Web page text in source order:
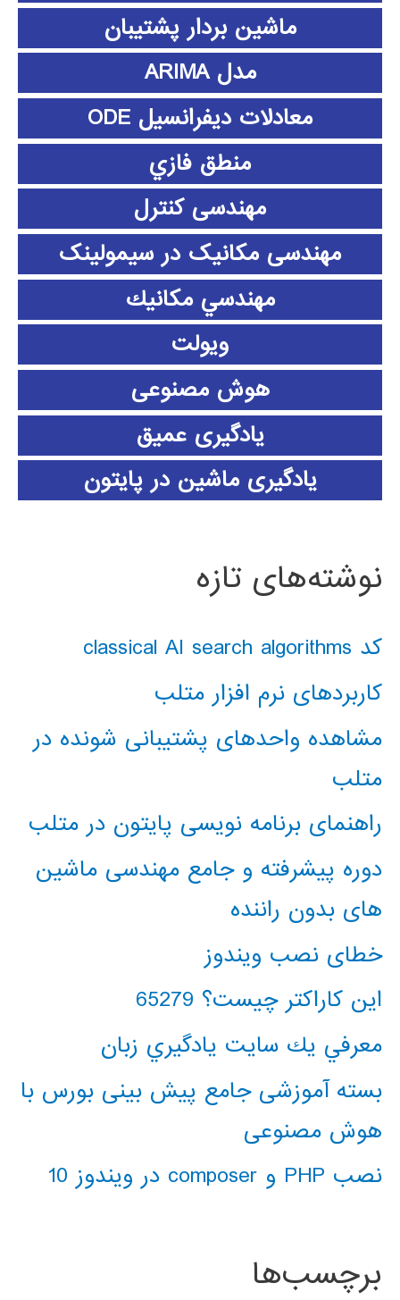
ماشین بردار پشتیبان
مدل ARIMA
معادلات دیفرانسیل ODE
منطق فازي
مهندسی کنترل
مهندسی مکانیک در سیمولینک
مهندسي مكانيك
ویولت
هوش مصنوعی
یادگیری عمیق
یادگیری ماشین در پایتون
نوشته‌های تازه
کد classical AI search algorithms
کاربردهای نرم افزار متلب
مشاهده واحدهای پشتیبانی شونده در
متلب
راهنمای برنامه نویسی پایتون در متلب
دوره پیشرفته و جامع مهندسی ماشین
های بدون راننده
خطای نصب ویندوز
این کاراکتر چیست؟ 65279
معرفي يك سايت يادگيري زبان
بسته آموزشی جامع پیش بینی بورس با
هوش مصنوعی
نصب PHP و composer در ویندوز 10
برچسب‌ها